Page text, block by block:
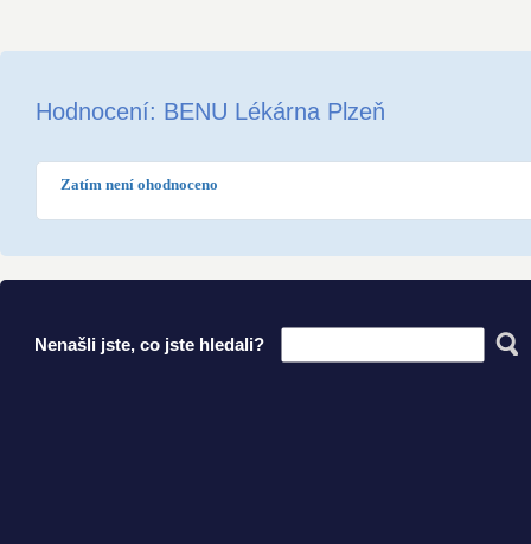
Hodnocení: BENU Lékárna Plzeň
Zatím není ohodnoceno
Nenašli jste, co jste hledali?